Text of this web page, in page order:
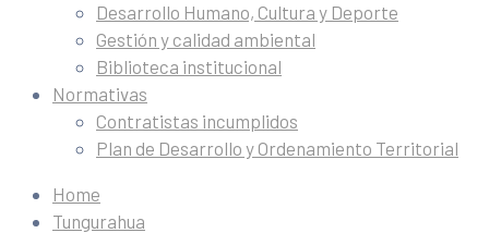
Desarrollo Humano, Cultura y Deporte
Gestión y calidad ambiental
Biblioteca institucional
Normativas
Contratistas incumplidos
Plan de Desarrollo y Ordenamiento Territorial
Home
Tungurahua